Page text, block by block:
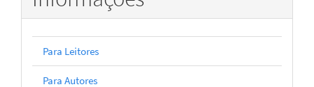
Para Leitores
Para Autores